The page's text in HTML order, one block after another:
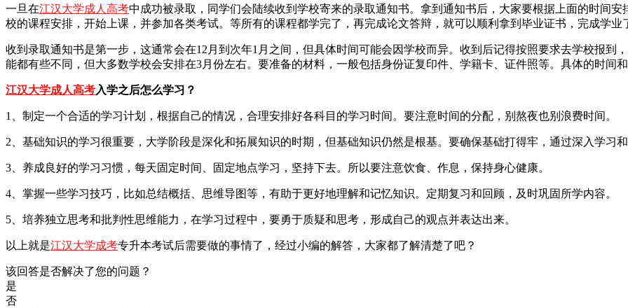
一旦在江汉大学成人高考中成功被录取，同学们会陆续收到学校寄来的录取通知书。拿到通知书后，大家要根据上面的时间
校的课程安排，开始上课，并参加各类考试。等所有的课程都学完了，再完成论文答辩，就可以顺利拿到毕业证书，完成学
收到录取通知书是第一步，这通常会在12月到次年1月之间，但具体时间可能会因学校而异。收到后记得按照要求去学校报到
能都有些不同，但大多数学校会安排在3月份左右。要准备的材料，一般包括身份证复印件、学籍卡、证件照等。具体的时间
江汉大学成人高考入学之后怎么学习？
1、制定一个合适的学习计划，根据自己的情况，合理安排好各科目的学习时间。要注意时间的分配，别熬夜也别浪费时间。
2、基础知识的学习很重要，大学阶段是深化和拓展知识的时期，但基础知识仍然是根基。要确保基础打得牢，通过深入学习
3、养成良好的学习习惯，每天固定时间、固定地点学习，坚持下去。所以要注意饮食、作息，保持身心健康。
4、掌握一些学习技巧，比如总结概括、思维导图等，有助于更好地理解和记忆知识。定期复习和回顾，及时巩固所学内容。
5、培养独立思考和批判性思维能力，在学习过程中，要勇于质疑和思考，形成自己的观点并表达出来。
以上就是江汉大学成考专升本考试后需要做的事情了，经过小编的解答，大家都了解清楚了吧？
该回答是否解决了您的问题？
是
否